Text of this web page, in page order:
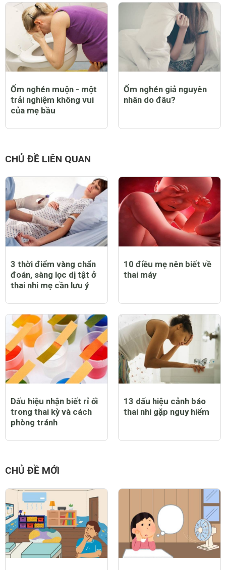
Ốm nghén muộn - một
trải nghiệm không vui
của mẹ bầu
Ốm nghén giả nguyên
nhân do đâu?
CHỦ ĐỀ LIÊN QUAN
3 thời điểm vàng chẩn
đoán, sàng lọc dị tật ở
thai nhi mẹ cần lưu ý
10 điều mẹ nên biết về
thai máy
Dấu hiệu nhận biết rỉ ối
trong thai kỳ và cách
phòng tránh
13 dấu hiệu cảnh báo
thai nhi gặp nguy hiểm
CHỦ ĐỀ MỚI